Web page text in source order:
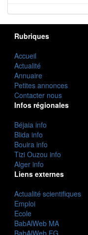
Rubriques
Accueil
Actualité
Annuaire
Petites annonces
Contacter nous
Infos régionales
Béjaia info
Blida info
Bouira info
Tizi Ouzou info
Alger info
Liens externes
Actualité scientifiques
Emploi
Ecole
BabAlWeb MA
BabAlWeb EG